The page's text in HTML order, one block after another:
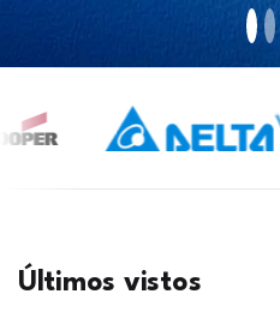
Últimos vistos